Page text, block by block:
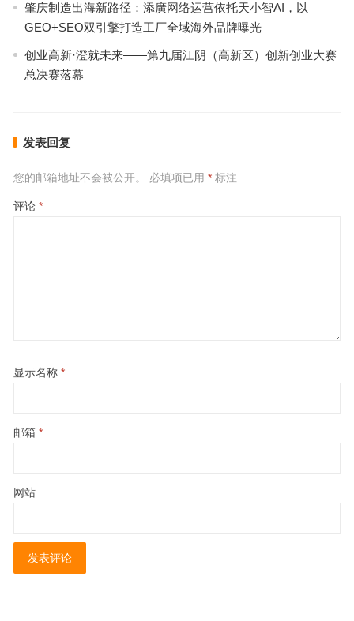
肇庆制造出海新路径：添廣网络运营依托天小智AI，以
GEO+SEO双引擎打造工厂全域海外品牌曝光
创业高新·澄就未来——第九届江阴（高新区）创新创业大赛
总决赛落幕
发表回复
您的邮箱地址不会被公开。 必填项已用 *标注
评论 *
显示名称 *
邮箱 *
网站